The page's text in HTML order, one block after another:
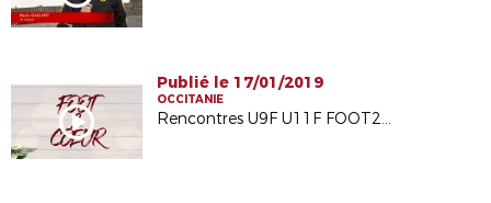
Publié le 17/01/2019
OCCITANIE
Rencontres U9F U11F FOOT2COEUR